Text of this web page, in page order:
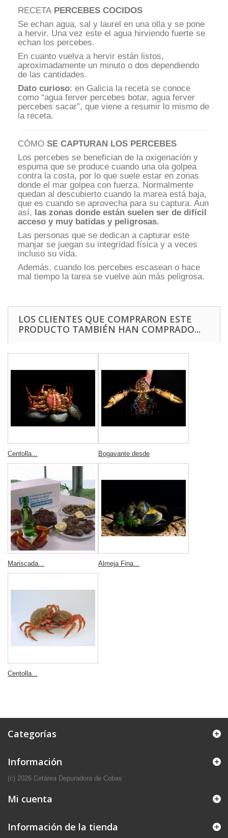
RECETA PERCEBES COCIDOS
Se echan agua, sal y laurel en una olla y se pone
a hervir. Una vez este el agua hirviendo fuerte se
echan los percebes.
En cuanto vuelva a hervir están listos,
aproximadamente un minuto o dos dependiendo
de las cantidades.
Dato curioso: en Galicia la receta se conoce
como “agua ferver percebes botar, agua ferver
percebes sacar”, que viene a resumir lo mismo de
la receta.
CÓMO SE CAPTURAN LOS PERCEBES
Los percebes se benefician de la oxigenación y
espuma que se produce cuando una ola golpea
contra la costa, por lo que suele estar en zonas
donde el mar golpea con fuerza. Normalmente
quedan al descubierto cuando la marea está baja,
que es cuando se aprovecha para su captura. Aun
así, las zonas donde están suelen ser de difícil
acceso y muy batidas y peligrosas.
Las personas que se dedican a capturar este
manjar se juegan su integridad física y a veces
incluso su vida.
Además, cuando los percebes escasean o hace
mal tiempo la tarea se vuelve aún más peligrosa.
LOS CLIENTES QUE COMPRARON ESTE
PRODUCTO TAMBIÉN HAN COMPRADO...
Centolla... Bogavante desde
Mariscada... Almeja Fina...
Centolla...
Categorías
Información
(c) 2026 Cetárea Depuradora de Cobas
Mi cuenta
Información de la tienda